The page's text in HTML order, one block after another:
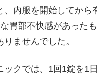
内服を開始してから
胃部不快感があった
ませんでした。
クでは、1回1錠を1